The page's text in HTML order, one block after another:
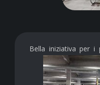
Bella iniziativa per i